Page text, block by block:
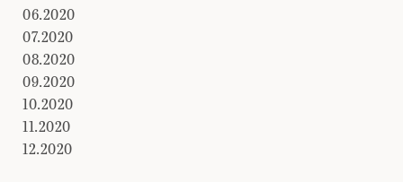
06.2020
07.2020
08.2020
09.2020
10.2020
11.2020
12.2020